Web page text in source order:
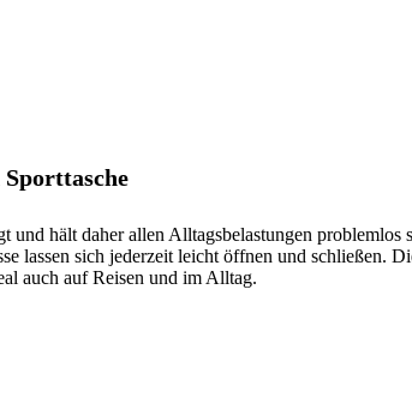
Sporttasche
hält daher allen Alltagsbelastungen problemlos
lassen sich jederzeit leicht öffnen und schließen.
auch auf Reisen und im Alltag.